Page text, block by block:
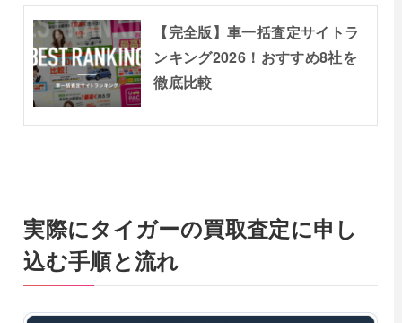
【完全版】車一括査定サイトラ
ンキング2026！おすすめ8社を
徹底比較
実際にタイガーの買取査定に申し
込む手順と流れ